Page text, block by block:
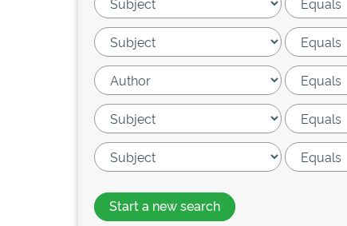
Start a new search